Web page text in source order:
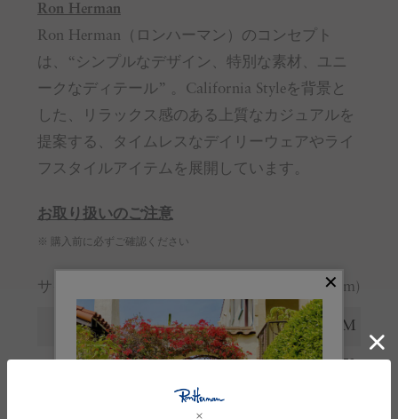
Ron Herman
Ron Herman（ロンハーマン）のコンセプト
は、“シンプルなデザイン、特別な素材、ユニ
ークなディテール” 。California Styleを背景と
した、リラックス感のある上質なカジュアルを
提案する、タイムレスなデイリーウェアやライ
フスタイルアイテムを展開しています。
お取り扱いのご注意
※ 購入前に必ずご確認ください
サイズガイド (cm)
サイズ S M
50.5